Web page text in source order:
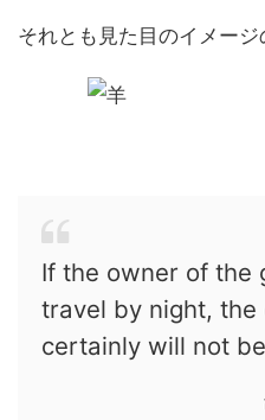
それとも見た目のイメージ
If the owner of the
travel by night, the
certainly will not